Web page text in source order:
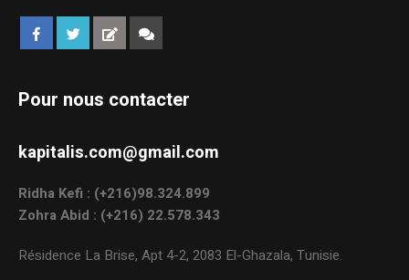
Pour nous contacter
kapitalis.com@gmail.com
Ridha Kefi : (+216)98.324.899
Zohra Abid : (+216) 22.578.343
Résidence La Brise, Apt 4-2, 2083 El-Ghazala, Tunisie.